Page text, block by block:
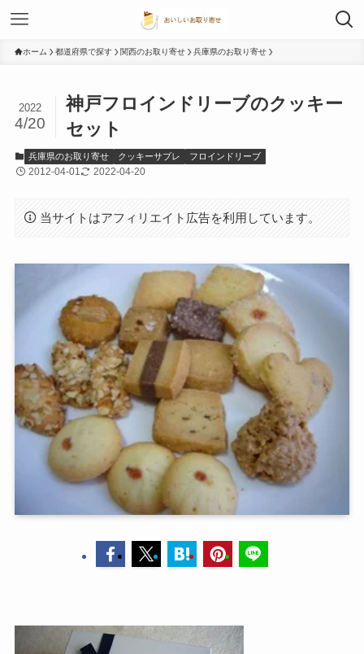
ホーム 都道府県で探す 関西のお取り寄せ 兵庫県のお取り寄せ
神戸フロインドリーブのクッキー
セット
2022
4/20
兵庫県のお取り寄せ クッキーサブレ フロインドリーブ
2012-04-01 2022-04-20
当サイトはアフィリエイト広告を利用しています。